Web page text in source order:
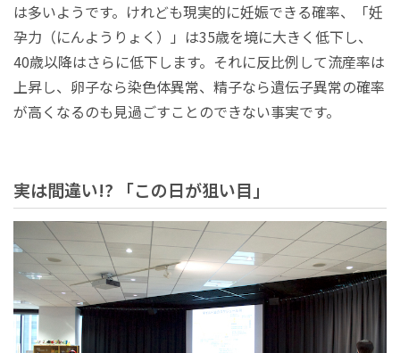
は多いようです。けれども現実的に妊娠できる確率、「妊
孕力（にんようりょく）」は35歳を境に大きく低下し、
40歳以降はさらに低下します。それに反比例して流産率は
上昇し、卵子なら染色体異常、精子なら遺伝子異常の確率
が高くなるのも見過ごすことのできない事実です。
実は間違い!? 「この日が狙い目」